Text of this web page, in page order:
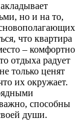
но и на то,
что квартира
– комфортно
отдыха радует
только ценят
их окружает.
способны
души.